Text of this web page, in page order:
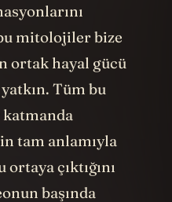
mitolojiler bize
ortak hayal gücü
Tüm bu
katmanda
tam anlamıyla
çıktığını
başında